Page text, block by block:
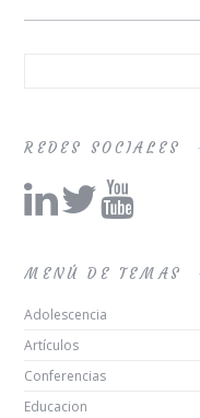
REDES SOCIALES
MENÚ DE TEMAS
Adolescencia
Artículos
Conferencias
Educacion